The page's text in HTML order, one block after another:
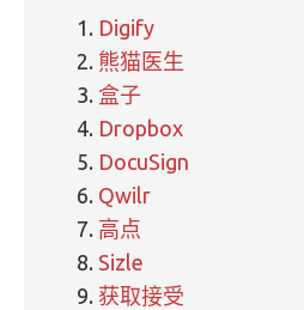
Digify
熊猫医生
盒子
Dropbox
DocuSign
Qwilr
高点
Sizle
获取接受